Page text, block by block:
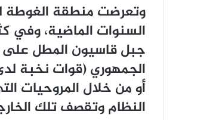
وتعرضت منطقة الغوطة
السنوات الماضية، وفي
جبل قاسيون المطل
الجمهوري (قوات نخبة
أو من خلال المروحيات
النظام وتقصف تلك